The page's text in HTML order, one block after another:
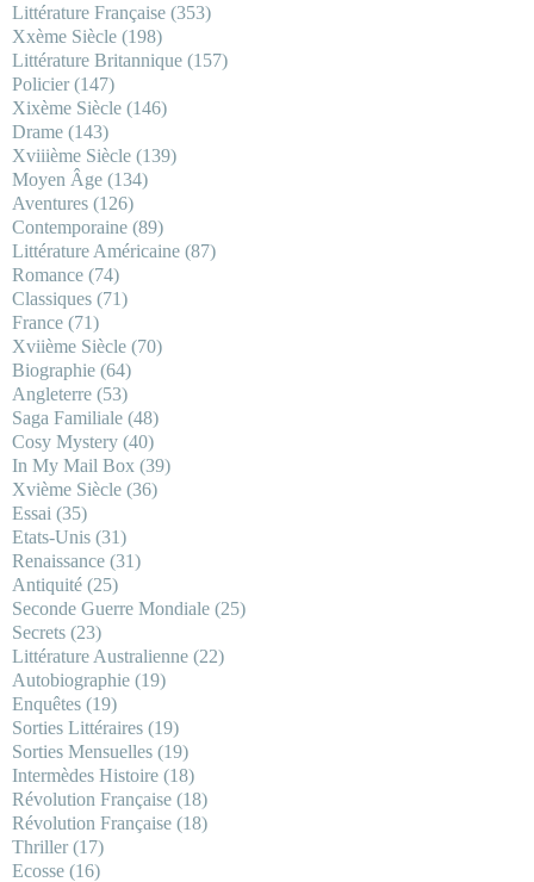
Littérature Française (353)
Xxème Siècle (198)
Littérature Britannique (157)
Policier(147)
Xixème Siècle (146)
Drame (143)
Xviiième Siècle (139)
Moyen Âge (134)
Aventures (126)
Contemporaine (89)
Littérature Américaine (87)
Romance (74)
Classiques (71)
France (71)
Xviième Siècle (70)
Biographie (64)
Angleterre (53)
Saga Familiale (48)
Cosy Mystery (40)
In My Mail Box (39)
Xvième Siècle (36)
Essai (35)
Etats-Unis (31)
Renaissance (31)
Antiquité (25)
Seconde Guerre Mondiale (25)
Secrets (23)
Littérature Australienne (22)
Autobiographie (19)
Enquêtes (19)
Sorties Littéraires (19)
Sorties Mensuelles (19)
Intermèdes Histoire (18)
Révolution Française (18)
Révolution Française (18)
Thriller(17)
Ecosse (16)